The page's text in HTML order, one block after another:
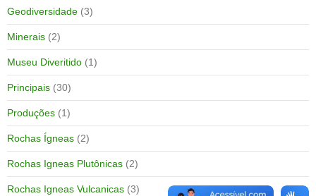
Geodiversidade (3)
Minerais (2)
Museu Diveritido (1)
Principais (30)
Produções (1)
Rochas Ígneas (2)
Rochas Igneas Plutônicas (2)
Rochas Igneas Vulcanicas (3)